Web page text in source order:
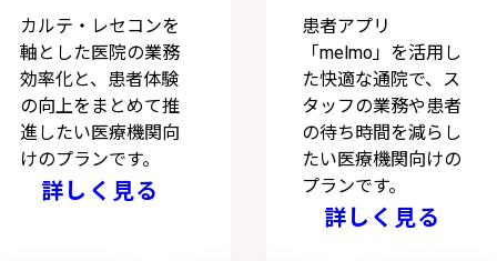
カルテ・レセコンを
軸とした医院の業務
効率化と、患者体験
の向上をまとめて推
進したい医療機関向
けのプランです。
詳しく見る
患者アプリ
「melmo」を活用し
た快適な通院で、ス
タッフの業務や患者
の待ち時間を減らし
たい医療機関向けの
プランです。
詳しく見る